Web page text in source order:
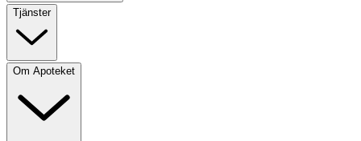
Tjänster
Om Apoteket